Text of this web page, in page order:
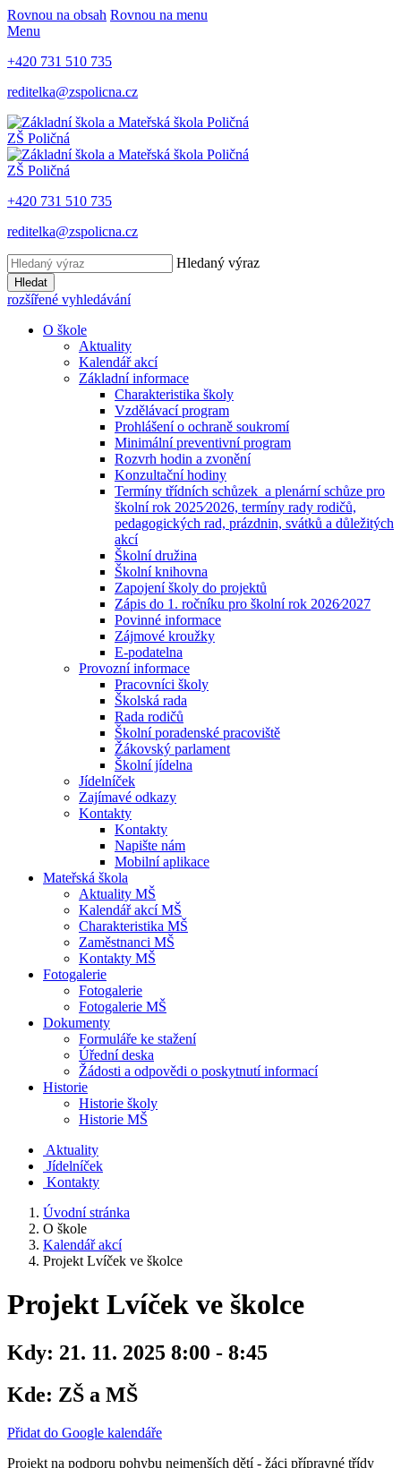
Rovnou na obsah Rovnou na menu
Menu
+420 731 510 735
reditelka@zspolicna.cz
ZŠ Poličná
ZŠ Poličná
+420 731 510 735
reditelka@zspolicna.cz
Hledaný výraz
Hledat
rozšířené vyhledávání
O škole
Aktuality
Kalendář akcí
Základní informace
Charakteristika školy
Vzdělávací program
Prohlášení o ochraně soukromí
Minimální preventivní program
Rozvrh hodin a zvonění
Konzultační hodiny
Termíny třídních schůzek a plenární schůze pro
školní rok 2025⁄2026, termíny rady rodičů,
pedagogických rad, prázdnin, svátků a důležitých
akcí
Školní družina
Školní knihovna
Zapojení školy do projektů
Zápis do 1. ročníku pro školní rok 2026⁄2027
Povinné informace
Zájmové kroužky
E-podatelna
Provozní informace
Pracovníci školy
Školská rada
Rada rodičů
Školní poradenské pracoviště
Žákovský parlament
Školní jídelna
Jídelníček
Zajímavé odkazy
Kontakty
Kontakty
Napište nám
Mobilní aplikace
Mateřská škola
Aktuality MŠ
Kalendář akcí MŠ
Charakteristika MŠ
Zaměstnanci MŠ
Kontakty MŠ
Fotogalerie
Fotogalerie
Fotogalerie MŠ
Dokumenty
Formuláře ke stažení
Úřední deska
Žádosti a odpovědi o poskytnutí informací
Historie
Historie školy
Historie MŠ
Aktuality
Jídelníček
Kontakty
Úvodní stránka
O škole
Kalendář akcí
Projekt Lvíček ve školce
Projekt Lvíček ve školce
Kdy: 21. 11. 2025 8:00 - 8:45
Kde: ZŠ a MŠ
Přidat do Google kalendáře
Projekt na podporu pohybu nejmenších dětí - žáci přípravné třídy